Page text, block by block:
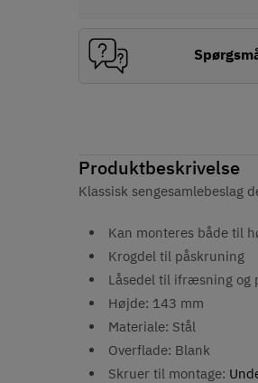
Produktbeskrivelse
Klassisk sengesamlebeslag
Kan monteres både til
Krogdel til påskruning
Låsedel til ifræsning og
Højde: 143 mm
Materiale: Stål
Overflade: Blank
Skruer til montage: